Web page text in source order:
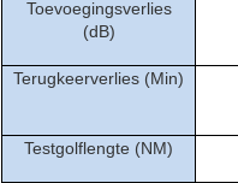
Toevoegingsverlies
(dB)
Terugkeerverlies (Min)
Testgolflengte (NM)